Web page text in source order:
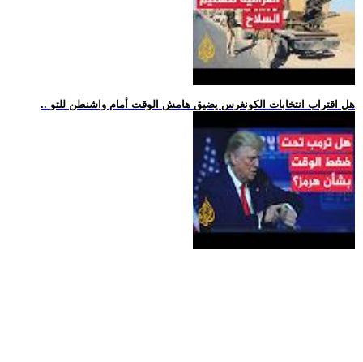
.. هل اقتراب انتخابات الكونغرس يضيق هامش الوقت أمام واشنطن للتو